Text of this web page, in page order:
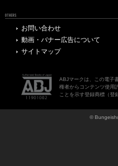
OTHERS
お問い合わせ
動画・バナー広告について
サイトマップ
ABJマークは、この電子
権者からコンテンツ使用
ことを示す登録商標（登
©